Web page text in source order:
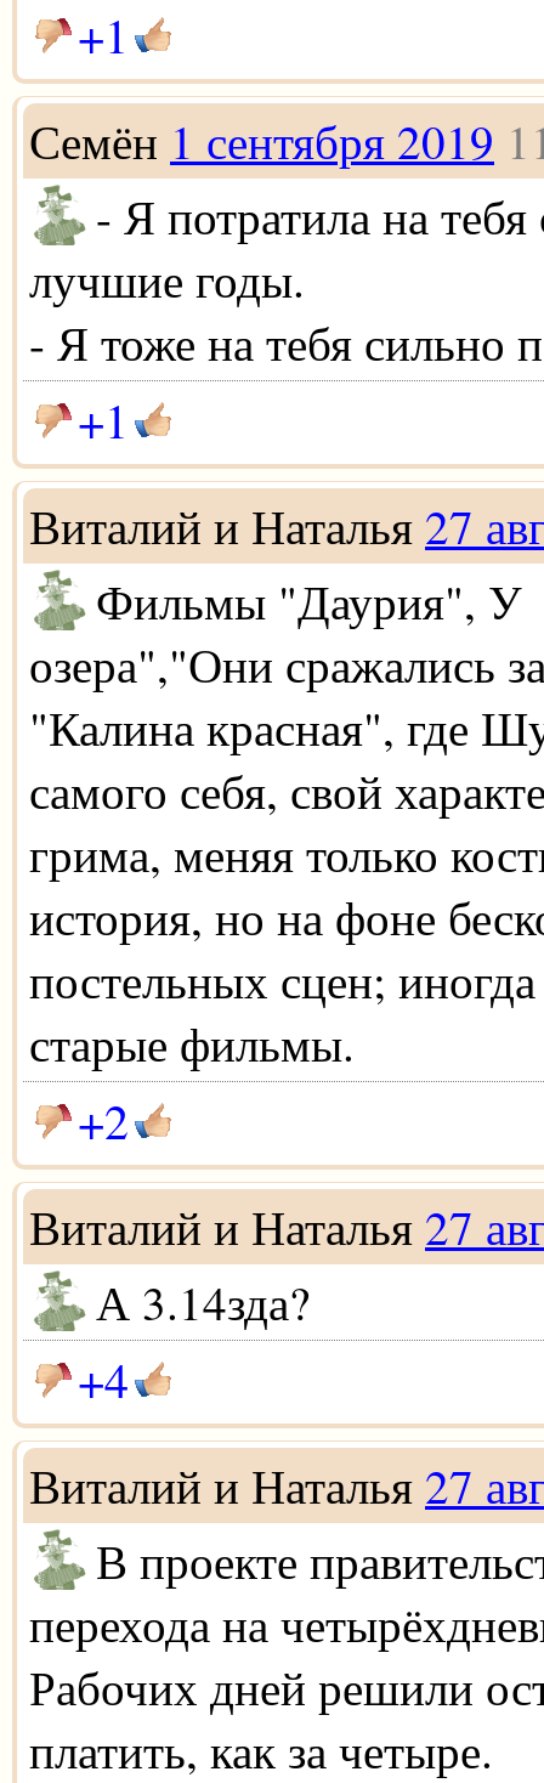
+1
Семён 1 сентября 2019
- Я потратила на тебя
лучшие годы.
- Я тоже на тебя сильно
+1
Виталий и Наталья 27
Фильмы "Даурия", У
озера","Они сражались
"Калина красная", где
самого себя, свой
грима, меняя только
история, но на фоне
постельных сцен;
старые фильмы.
+2
Виталий и Наталья 27
А 3.14зда?
+4
Виталий и Наталья 27
В проекте
перехода на
Рабочих дней решили
платить, как за четыре.